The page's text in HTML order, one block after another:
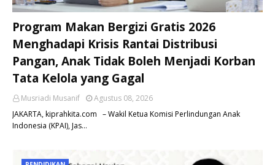
Program Makan Bergizi Gratis 2026
Menghadapi Krisis Rantai Distribusi
Pangan, Anak Tidak Boleh Menjadi Korban
Tata Kelola yang Gagal
Musriadi Musanif
Agustus 08, 2026
JAKARTA, kiprahkita.com – Wakil Ketua Komisi Perlindungan Anak
Indonesia (KPAI), Jas…